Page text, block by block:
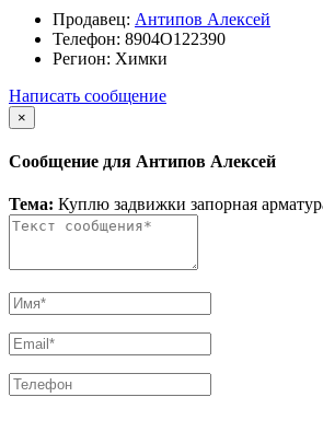
Продавец: Антипов Алексей
Телефон: 8904О122390
Регион: Химки
Написать сообщение
×
Сообщение для Антипов Алексей
Тема: Куплю задвижки запорная